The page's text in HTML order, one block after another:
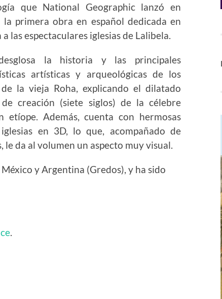
que National Geographic lanzó en
la primera obra en español dedicada en
a las espectaculares iglesias de Lalibela.
la historia y las principales
artísticas y arqueológicas de los
la vieja Roha, explicando el dilatado
de creación (siete siglos) de la célebre
etíope. Además, cuenta con hermosas
en 3D, lo que, acompañado de
da al volumen un aspecto muy visual.
y Argentina (Gredos), y ha sido